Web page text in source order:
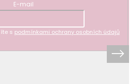
E-mail
s podmínkami ochrany osobních údajů